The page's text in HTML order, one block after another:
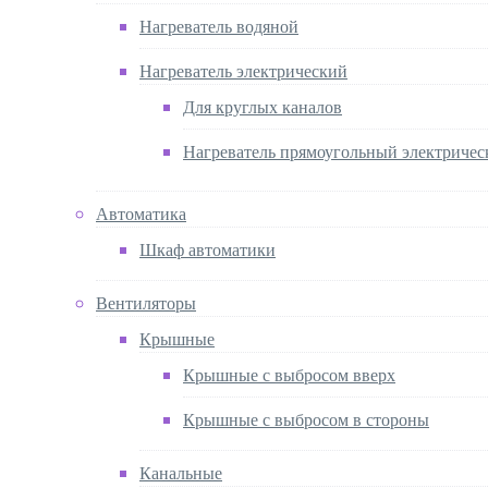
Нагреватель водяной
Нагреватель электрический
Для круглых каналов
Нагреватель прямоугольный
Автоматика
Шкаф автоматики
Вентиляторы
Крышные
Крышные с выбросом вверх
Крышные с выбросом в стороны
Канальные